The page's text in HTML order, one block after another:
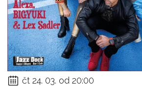
čt 24. 03. od 20:00